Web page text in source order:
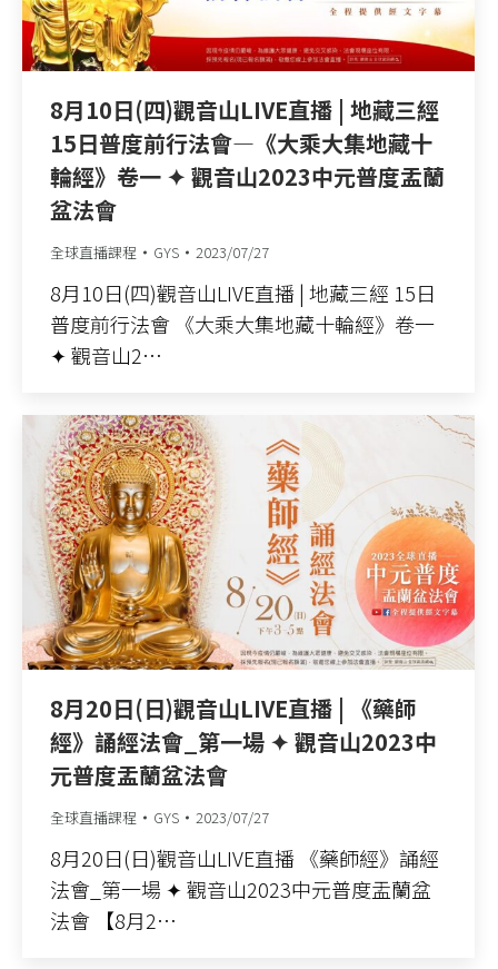
8月10日(四)觀音山LIVE直播 | 地藏三經
15日普度前行法會—《大乘大集地藏十
輪經》卷一 ✦ 觀音山2023中元普度盂蘭
盆法會
全球直播課程 GYS 2023/07/27
8月10日(四)觀音山LIVE直播 | 地藏三經 15日
普度前行法會 《大乘大集地藏十輪經》卷一
✦ 觀音山2…
8月20日(日)觀音山LIVE直播 | 《藥師
經》誦經法會_第一場 ✦ 觀音山2023中
元普度盂蘭盆法會
全球直播課程 GYS 2023/07/27
8月20日(日)觀音山LIVE直播 《藥師經》誦經
法會_第一場 ✦ 觀音山2023中元普度盂蘭盆
法會 【8月2…